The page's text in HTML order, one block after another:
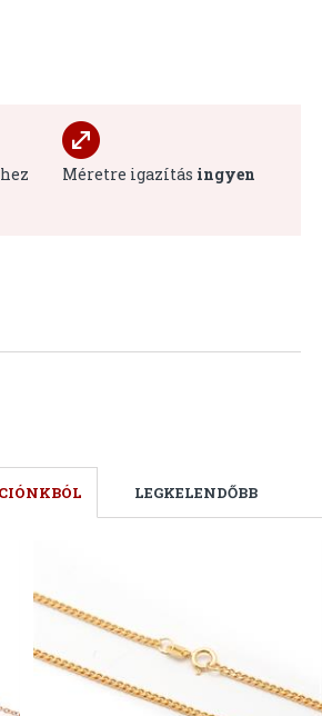
Méretre igazítás ingyen
LEGKELENDŐBB